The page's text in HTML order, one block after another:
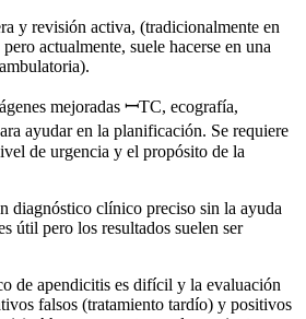
y revisión activa, (tradicionalmente en
actualmente, suele hacerse en una
mejoradas ꟷTC, ecografía,
ayudar en la planificación. Se requiere
de urgencia y el propósito de la
diagnóstico clínico preciso sin la ayuda
útil pero los resultados suelen ser
de apendicitis es difícil y la evaluación
falsos (tratamiento tardío) y positivos